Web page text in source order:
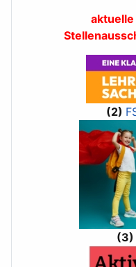
(2)
(3)